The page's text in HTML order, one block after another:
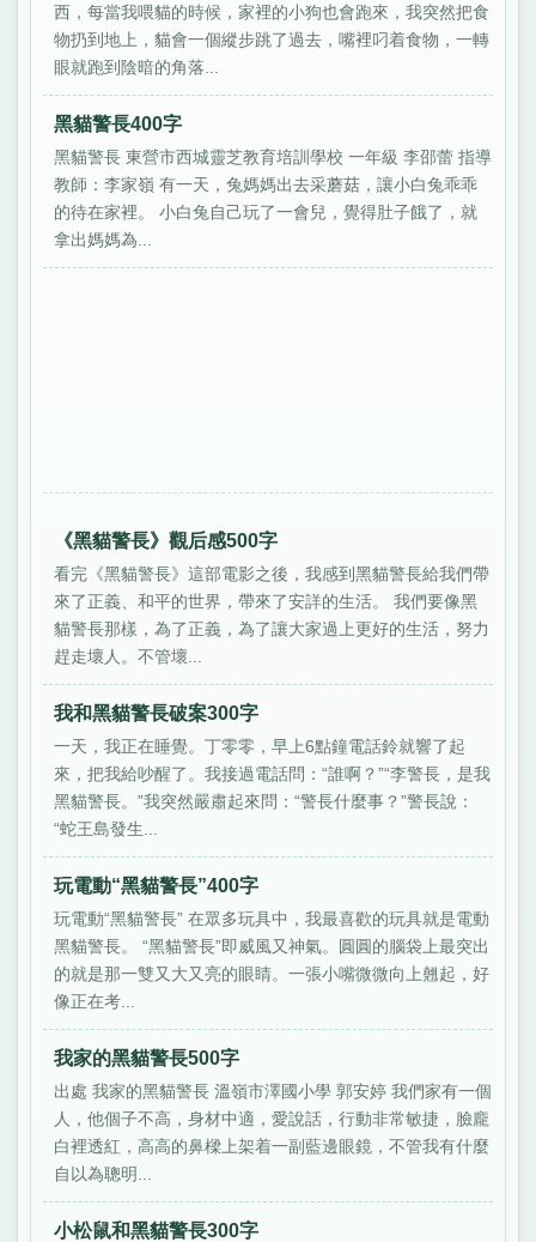
西，每當我喂貓的時候，家裡的小狗也會跑來，我突然把食
物扔到地上，貓會一個縱步跳了過去，嘴裡叼着食物，一轉
眼就跑到陰暗的角落...
黑貓警長400字
黑貓警長 東營市西城靈芝教育培訓學校 一年級 李邵蕾 指導
教師：李家嶺 有一天，兔媽媽出去采蘑菇，讓小白兔乖乖
的待在家裡。 小白兔自己玩了一會兒，覺得肚子餓了，就
拿出媽媽為...
《黑貓警長》觀后感500字
看完《黑貓警長》這部電影之後，我感到黑貓警長給我們帶
來了正義、和平的世界，帶來了安詳的生活。 我們要像黑
貓警長那樣，為了正義，為了讓大家過上更好的生活，努力
趕走壞人。不管壞...
我和黑貓警長破案300字
一天，我正在睡覺。丁零零，早上6點鐘電話鈴就響了起
來，把我給吵醒了。我接過電話問：“誰啊？”“李警長，是我
黑貓警長。”我突然嚴肅起來問：“警長什麼事？”警長說：
“蛇王島發生...
玩電動“黑貓警長”400字
玩電動“黑貓警長” 在眾多玩具中，我最喜歡的玩具就是電動
黑貓警長。 “黑貓警長”即威風又神氣。圓圓的腦袋上最突出
的就是那一雙又大又亮的眼睛。一張小嘴微微向上翹起，好
像正在考...
我家的黑貓警長500字
出處 我家的黑貓警長 溫嶺市澤國小學 郭安婷 我們家有一個
人，他個子不高，身材中適，愛說話，行動非常敏捷，臉龐
白裡透紅，高高的鼻樑上架着一副藍邊眼鏡，不管我有什麼
自以為聰明...
小松鼠和黑貓警長300字